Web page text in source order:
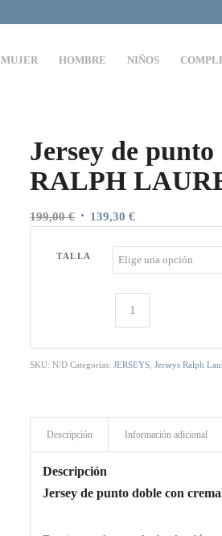
MUJER HOMBRE NIÑOS
Jersey de
RALPH
199,00€ El
original
199,00 €.
139,30€El
es:
139,30 €.
TALLA
SKU:N/D Categorías:JERSEYS ,Jerseys Ralph
Descripción Información adicional
Descripción
Jersey de punto doble con